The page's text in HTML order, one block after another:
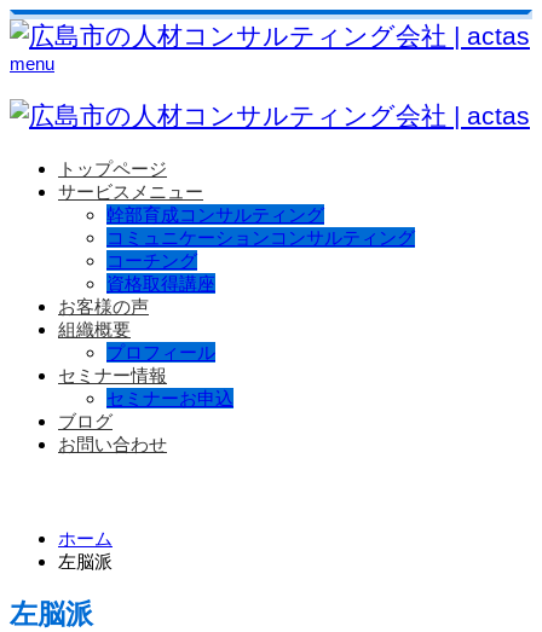
menu
トップページ
サービスメニュー
幹部育成コンサルティング
コミュニケーションコンサルティング
コーチング
資格取得講座
お客様の声
組織概要
プロフィール
セミナー情報
セミナーお申込
ブログ
お問い合わせ
ホーム
左脳派
左脳派